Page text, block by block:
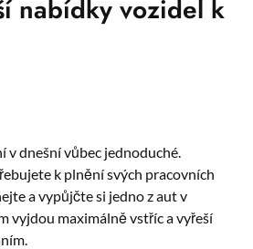
nabídky vozidel k
v dnešní vůbec jednoduché.
k plnění svých pracovních
a vypůjčte si jedno z aut v
vyjdou maximálně vstříc a vyřeší